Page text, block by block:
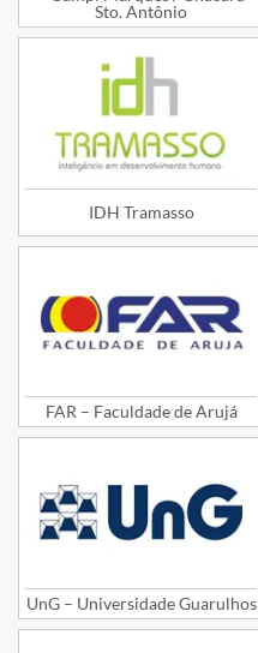
Sto. Antônio
IDH Tramasso
FAR – Faculdade de Arujá
UnG – Universidade Guarulhos